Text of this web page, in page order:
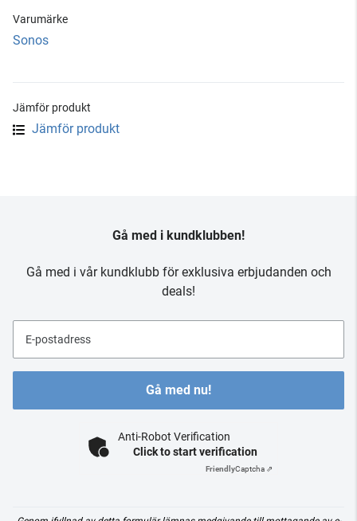
Varumärke
Sonos
Jämför produkt
Jämför produkt
Gå med i kundklubben!
Gå med i vår kundklubb för exklusiva erbjudanden och
deals!
E-postadress
Gå med nu!
Anti-Robot Verification
Click to start verification
FriendlyCaptcha ⇗